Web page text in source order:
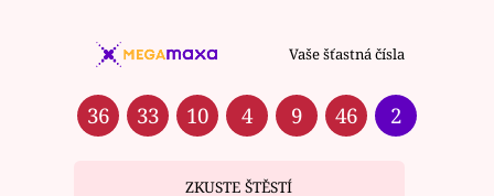
Vaše šťastná čísla
36 33 10 4 9 46 2
ZKUSTE ŠTĚSTÍ